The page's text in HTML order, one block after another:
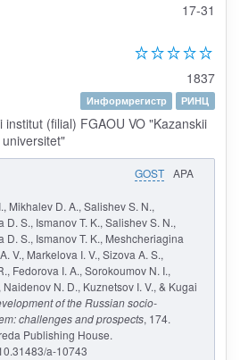
17-31
1837
Информрегистр
РИНЦ
(filial) FGAOU VO "Kazanskii
GOST APA
Mikhalev D. A., Salishev S. N.,
D. S., Ismanov T. K., Salishev S. N.,
D. S., Ismanov T. K., Meshcheriagina
V., Markelova I. V., Sizova A. S.,
Fedorova I. A., Sorokoumov N. I.,
Naidenov N. D., Kuznetsov I. V., & Kugai
of the Russian socio-
challenges and prospects, 174.
Publishing House.
a-10743